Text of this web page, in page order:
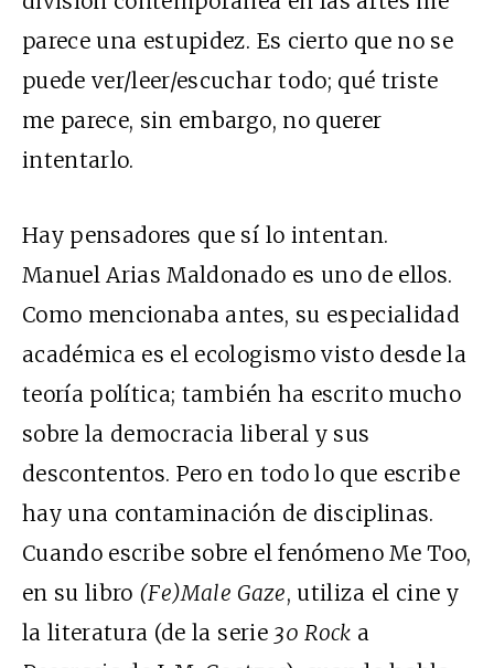
parece una estupidez. Es cierto que no se
puede ver/leer/escuchar todo; qué triste
me parece, sin embargo, no querer
intentarlo.
Hay pensadores que sí lo intentan.
Manuel Arias Maldonado es uno de ellos.
Como mencionaba antes, su especialidad
académica es el ecologismo visto desde la
teoría política; también ha escrito mucho
sobre la democracia liberal y sus
descontentos. Pero en todo lo que escribe
hay una contaminación de disciplinas.
Cuando escribe sobre el fenómeno Me Too,
en su libro (Fe)Male Gaze, utiliza el cine y
la literatura (de la serie 30 Rock a